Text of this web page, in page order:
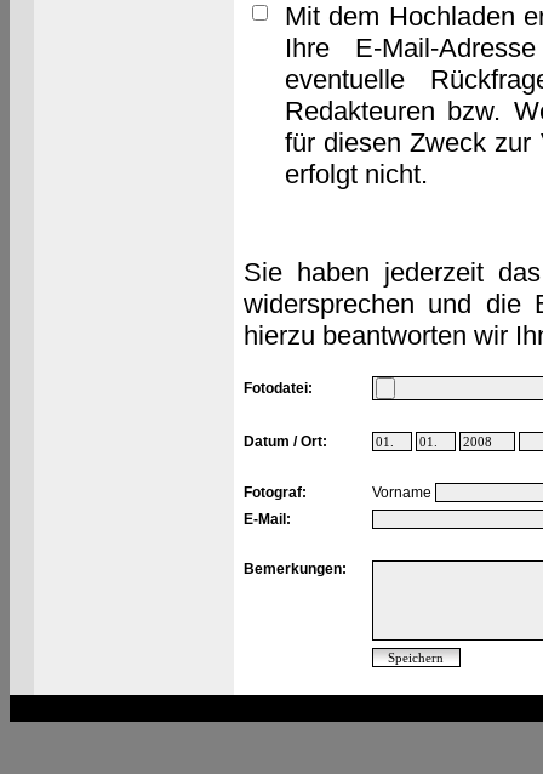
Mit dem Hochladen
Ihre E-Mail-
eventuelle
Redakteuren bzw.
für diesen Zweck zur
erfolgt nicht.
Sie haben jederzeit
widersprechen und die
hierzu beantworten wir
Fotodatei:
Datum / Ort:
Fotograf:
Vorname
E-Mail:
Bemerkungen: